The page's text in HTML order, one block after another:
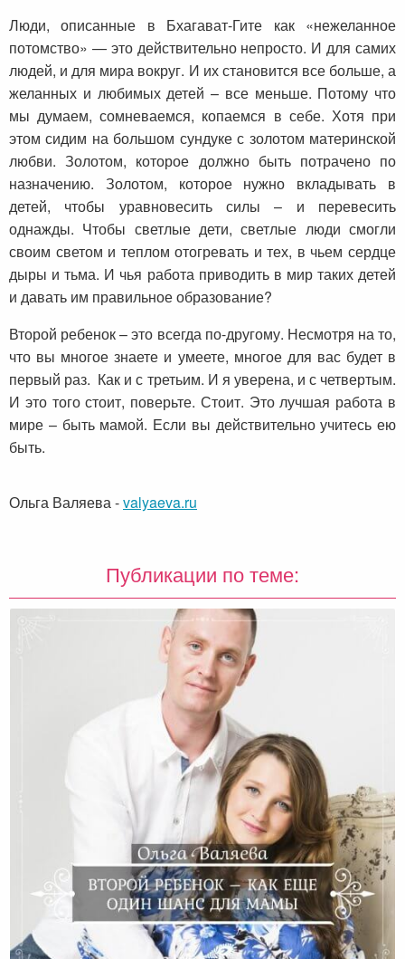
Люди, описанные в Бхагават-Гите как «нежеланное
потомство» — это действительно непросто. И для самих
людей, и для мира вокруг. И их становится все больше, а
желанных и любимых детей – все меньше. Потому что
мы думаем, сомневаемся, копаемся в себе. Хотя при
этом сидим на большом сундуке с золотом материнской
любви. Золотом, которое должно быть потрачено по
назначению. Золотом, которое нужно вкладывать в
детей, чтобы уравновесить силы – и перевесить
однажды. Чтобы светлые дети, светлые люди смогли
своим светом и теплом отогревать и тех, в чьем сердце
дыры и тьма. И чья работа приводить в мир таких детей
и давать им правильное образование?
Второй ребенок – это всегда по-другому. Несмотря на то,
что вы многое знаете и умеете, многое для вас будет в
первый раз. Как и с третьим. И я уверена, и с четвертым.
И это того стоит, поверьте. Стоит. Это лучшая работа в
мире – быть мамой. Если вы действительно учитесь ею
быть.
Ольга Валяева-valyaeva.ru
Публикации по теме: